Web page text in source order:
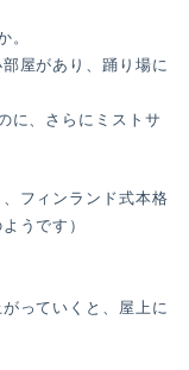
。
屋があり、踊り場に
に、さらにミストサ
、フィンランド式本格
うです）
っていくと、屋上に